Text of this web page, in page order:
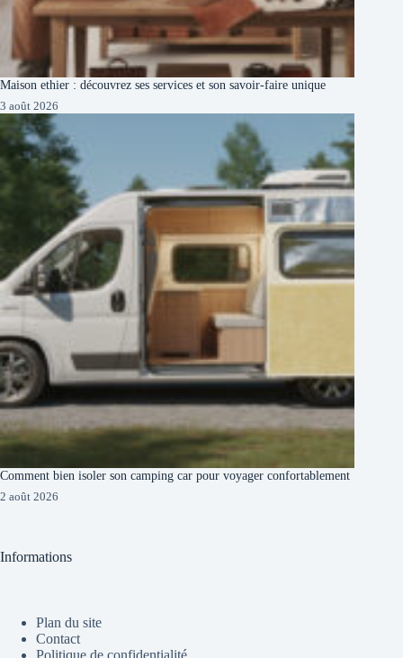
Maison ethier : découvrez ses services et son savoir-faire unique
3 août 2026
Comment bien isoler son camping car pour voyager confortablement
2 août 2026
Informations
Plan du site
Contact
Politique de confidentialité